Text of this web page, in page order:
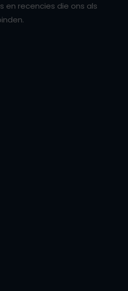
en recencies die ons als